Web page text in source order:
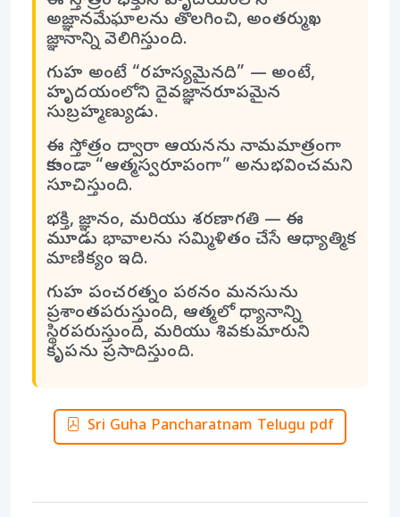
అజ్ఞానమేఘాలను తొలగించి, అంతర్ముఖ
జ్ఞానాన్ని వెలిగిస్తుంది.
గుహ అంటే “రహస్యమైనది” — అంటే,
హృదయంలోని దైవజ్ఞానరూపమైన
సుబ్రహ్మణ్యుడు.
ఈ స్తోత్రం ద్వారా ఆయనను నామమాత్రంగా
కాకుండా “ఆత్మస్వరూపంగా” అనుభవించమని
సూచిస్తుంది.
భక్తి, జ్ఞానం, మరియు శరణాగతి — ఈ
మూడు భావాలను సమ్మిళితం చేసే ఆధ్యాత్మిక
మాణిక్యం ఇది.
గుహ పంచరత్నం పఠనం మనసును
ప్రశాంతపరుస్తుంది, ఆత్మలో ధ్యానాన్ని
స్థిరపరుస్తుంది, మరియు శివకుమారుని
కృపను ప్రసాదిస్తుంది.
Sri Guha Pancharatnam Telugu pdf